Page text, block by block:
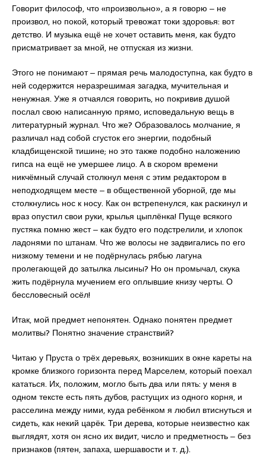
Говорит философ, что «произвольно», а я говорю ‒ не
произвол, но покой, который тревожат токи здоровья: вот
детство. И музыка ещё не хочет оставить меня, как будто
присматривает за мной, не отпуская из жизни.
Этого не понимают ‒ прямая речь малодоступна, как будто в
ней содержится неразрешимая загадка, мучительная и
ненужная. Уже я отчаялся говорить, но покривив душой
послал свою написанную прямо, исповедальную вещь в
литературный журнал. Что же? Образовалось молчание, я
различал над собой сгусток его энергии, подобный
кладбищенской тишине; но это также подобно наложению
гипса на ещё не умершее лицо. А в скором времени
никчёмный случай столкнул меня с этим редактором в
неподходящем месте ‒ в общественной уборной, где мы
столкнулись нос к носу. Как он встрепенулся, как раскинул и
враз опустил свои руки, крылья цыплёнка! Пуще всякого
пустяка помню жест ‒ как будто его подстрелили, и хлопок
ладонями по штанам. Что же волосы не задвигались по его
низкому темени и не подёрнулась рябью лагуна
пролегающей до затылка лысины? Но он промычал, скука
жить подёрнула мучением его оплывшие книзу черты. О
бессловесный осёл!
Итак, мой предмет непонятен. Однако понятен предмет
молитвы? Понятно значение странствий?
Читаю у Пруста о трёх деревьях, возникших в окне кареты на
кромке близкого горизонта перед Марселем, который поехал
кататься. Их, положим, могло быть два или пять: у меня в
одном тексте есть пять дубов, растущих из одного корня, и
расселина между ними, куда ребёнком я любил втиснуться и
сидеть, как некий царёк. Три дерева, которые неизвестно как
выглядят, хотя он ясно их видит, число и предметность ‒ без
признаков (пятен, запаха, шершавости и т. д.).